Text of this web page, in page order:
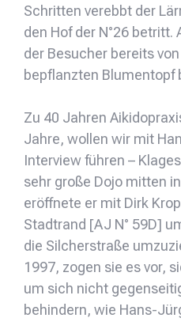
Schritten verebbt der
den Hof der N°26 betritt.
der Besucher bereits
bepflanzten Blumentopf
Zu 40 Jahren
Jahre, wollen wir mit
Interview führen –
sehr große Dojo mitten
eröffnete er mit Dirk
Stadtrand [AJ N° 59D]
die Silcherstraße
1997, zogen sie es vor,
um sich nicht
behindern, wie Hans-